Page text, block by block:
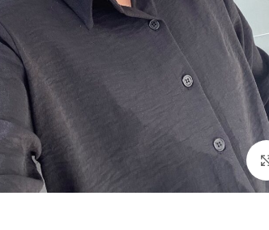
Click to enlarge